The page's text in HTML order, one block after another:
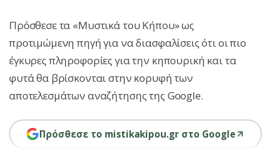
Πρόσθεσε τα «Μυστικά του Κήπου» ως
προτιμώμενη πηγή για να διασφαλίσεις ότι οι πιο
έγκυρες πληροφορίες για την κηπουρική και τα
φυτά θα βρίσκονται στην κορυφή των
αποτελεσμάτων αναζήτησης της Google.
Πρόσθεσε το mistikakipou.gr στο Google